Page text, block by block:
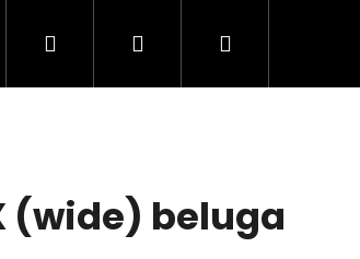
Hledat PřihlášeníNákupní
(wide) beluga